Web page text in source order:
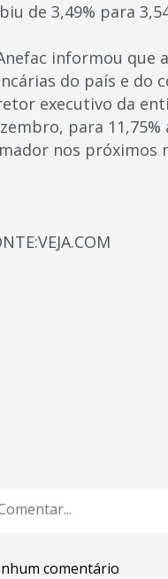
de 3,49% para
informou que
do país e do
executivo da
para
nos próximos
comentário